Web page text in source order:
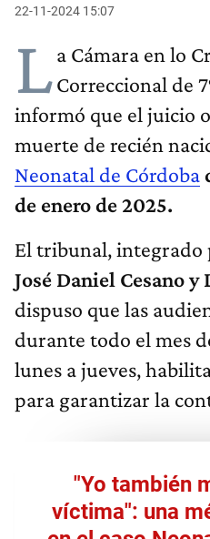
22-11-2024 15:07
La Cámara en lo
Correccional de
informó que el juicio
muerte de recién
Neonatal de Córdoba
de enero de 2025.
El tribunal, integrado
José Daniel Cesano
dispuso que las
durante todo el mes
lunes a jueves,
para garantizar la
"Yo también
víctima": una